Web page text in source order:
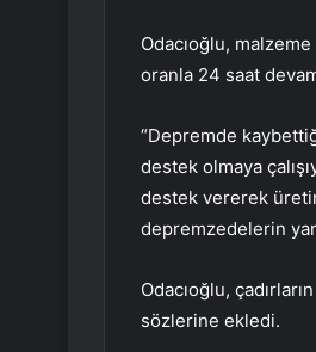
Odacıoğlu,
oranla 24 saat
“Depremde
destek olmaya
destek vererek
depremzedelerin
Odacıoğlu,
sözlerine ekledi.